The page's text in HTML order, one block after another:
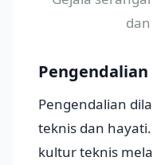
Pengendalian
Pengendalian
teknis dan
kultur teknis